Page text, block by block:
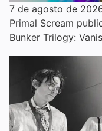
7 de agosto de
Primal Scream
Bunker Trilogy: